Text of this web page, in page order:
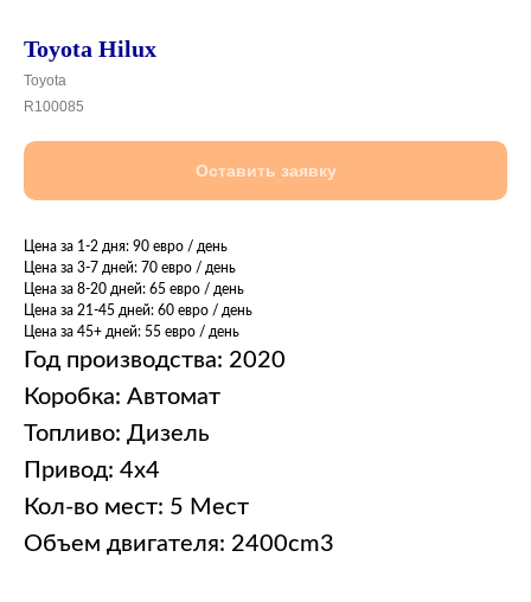
Toyota Hilux
Toyota
R100085
Оставить заявку
Цена за 1-2 дня: 90 евро / день
Цена за 3-7 дней: 70 евро / день
Цена за 8-20 дней: 65 евро / день
Цена за 21-45 дней: 60 евро / день
Цена за 45+ дней: 55 евро / день
Год производства: 2020
Коробка: Автомат
Топливо: Дизель
Привод: 4x4
Кол-во мест: 5 Мест
Объем двигателя: 2400cm3